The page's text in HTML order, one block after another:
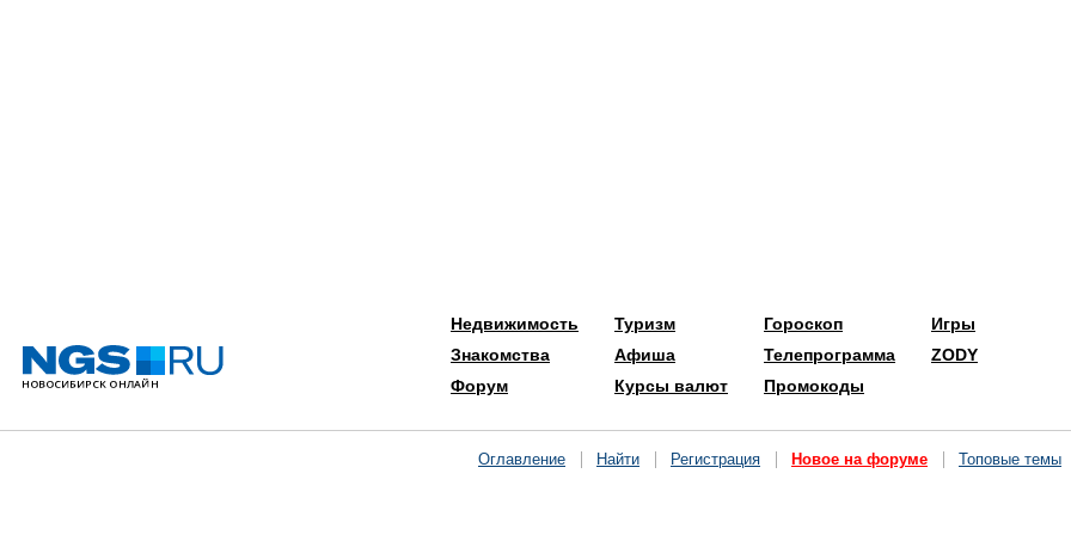
Недвижимость
Знакомства
Форум
Туризм
Афиша
Курсы валют
Гороскоп
Телепрограмма
Промокоды
Игры
ZODY
Оглавление Найти Регистрация Новое на форуме Топовые темы